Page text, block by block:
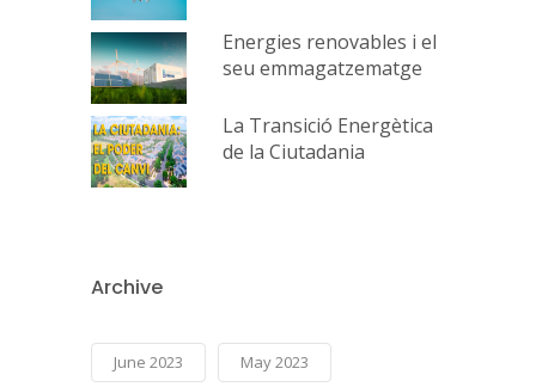
Energies renovables i el
seu emmagatzematge
La Transició Energètica
de la Ciutadania
Archive
June 2023 May 2023